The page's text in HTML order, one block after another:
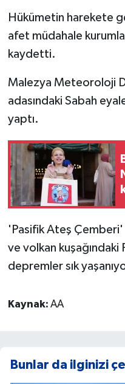
Hükümetin harekete
afet müdahale
kaydetti.
Malezya Meteoroloji
adasındaki Sabah
yaptı.
'Pasifik Ateş Çemberi'
ve volkan kuşağındaki
depremler sık
Kaynak: AA
Bunlar da ilginizi